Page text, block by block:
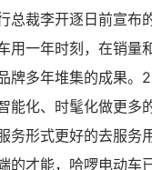
总裁李开逐日前宣布
用一年时刻，在销量
牌多年堆集的成果。
能化、时髦化做更多
务形式更好的去服务
的才能，哈啰电动车